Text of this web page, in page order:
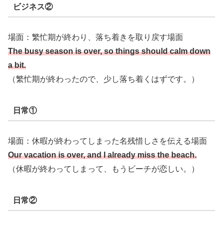
ビジネス②
場面：繁忙期が終わり、落ち着きを取り戻す場面
The busy season is over, so things should calm down
a bit.
（繁忙期が終わったので、少し落ち着くはずです。）
日常①
場面：休暇が終わってしまった名残惜しさを伝える場面
Our vacation is over, and I already miss the beach.
（休暇が終わってしまって、もうビーチが恋しい。）
日常②